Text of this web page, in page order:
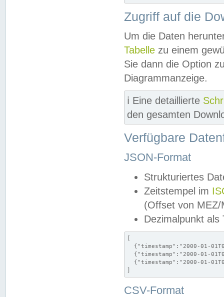
Zugriff auf die
Um die Daten
Tabelle zu einem
Sie dann die Option
Diagrammanzeige.
ℹ️ Eine detaillierte
den gesamten
Verfügbare
JSON-Format
Strukturiertes
Zeitstempel im
(Offset von MEZ/
Dezimalpunkt als
[
{"timestamp":"2000-01-
{"timestamp":"2000-01-
{"timestamp":"2000-01-
]
CSV-Format